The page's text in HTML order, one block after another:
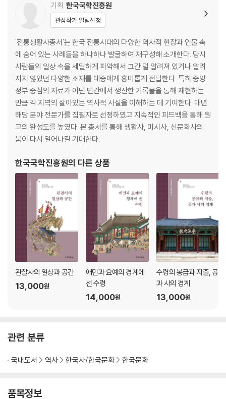
기획 한국국학진흥원
관심작가 알림신청
'전통생활사총서'는 한국 전통시대의 다양한 역사적 현장과 인물 속
에 숨어 있는 사례들을 하나하나 발굴하여 재구성해 소개한다. 당시
사람들의 일상 속을 세밀하게 파악해서 그간 덜 알려져 있거나 알려
지지 않았던 다양한 소재를 대중에게 흥미롭게 전달한다. 특히 중앙
정부 중심의 자료가 아닌 민간에서 생산한 기록물을 통해 재현하는
만큼 각 지역의 살아있는 역사적 사실을 이해하는 데 기여한다. 매년
해당 분야 전문가를 집필자로 선정하였고 지속적인 피드백을 통해 원
고의 완성도를 높였다. 본 총서를 통해 생활사, 미시사, 신문화사의
붐이 다시 일어나길 기대한다.
한국국학진흥원의 다른 상품
관찰사의 일상과 공간
13,000원
애민과 요예의 경계에
선 수령
14,000원
수령의 봉급과 지출, 공
과 사의 경계
13,000원
관련 분류
국내도서 역사 한국사/한국문화 한국문화
품목정보